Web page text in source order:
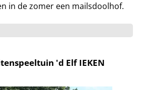
in de zomer een mailsdoolhof.
'd Elf IEKEN